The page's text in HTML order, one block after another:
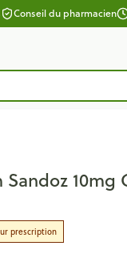
Conseil du pharmacien
10mg
prescription